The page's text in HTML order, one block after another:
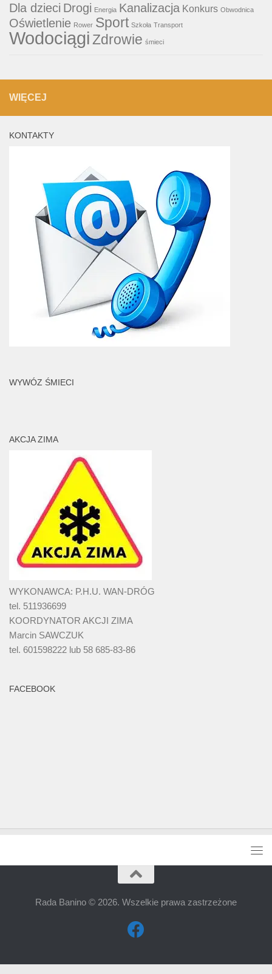
Dla dzieci Drogi Energia Kanalizacja Konkurs Obwodnica
Oświetlenie Rower Sport Szkoła Transport
WodociągiZdrowie śmieci
WIĘCEJ
KONTAKTY
WYWÓZ ŚMIECI
AKCJA ZIMA
WYKONAWCA: P.H.U. WAN-DRÓG
tel. 511936699
KOORDYNATOR AKCJI ZIMA
Marcin SAWCZUK
tel. 601598222 lub 58 685-83-86
FACEBOOK
Rada Banino © 2026. Wszelkie prawa zastrzeżone